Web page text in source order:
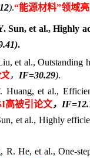
).“能源材料”领域亮
Sun, et al., Highly
).
et al., Outstanding
， IF=30.29).
Huang, et al.,
高被引论文，
et al., Highly
R. He, et al., One-